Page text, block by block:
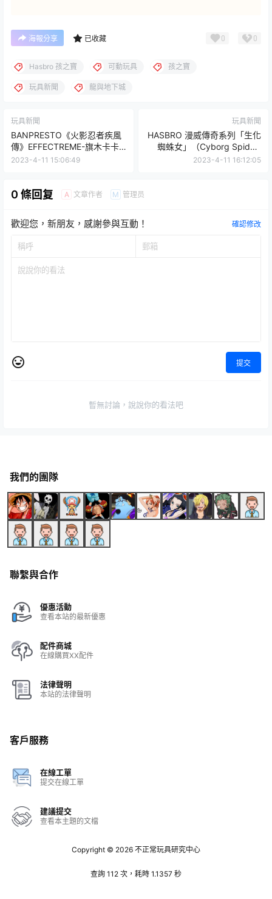
海報分享 已收藏 0 0
Hasbro 孩之寶 可動玩具 孩之寶
玩具新聞 龍與地下城
玩具新聞
BANPRESTO《火影忍者疾風
傳》EFFECTREME-旗木卡卡
西-雷遁・雷獸追牙參戰！
2023-4-11 15:06:49
玩具新聞
HASBRO 漫威傳奇系列「生化
蜘蛛女」（Cyborg Spider-
Woman）可動人偶 極具侵略
2023-4-11 16:12:05
0 條回复 A 文章作者 M 管理员
歡迎您，新朋友，感謝參與互動！ 確認修改
提交
暫無討論，說說你的看法吧
我們的團隊
聯繫與合作
優惠活動
查看本站的最新優惠
配件商城
在線購買XX配件
法律聲明
本站的法律聲明
客戶服務
在線工單
提交在線工單
建議提交
查看本主題的文檔
Copyright © 2026 不正常玩具研究中心
查詢 112 次，耗時 1.1357 秒